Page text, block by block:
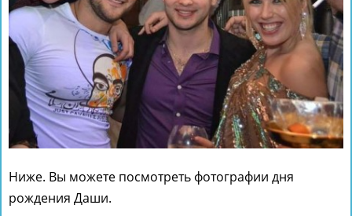
Ниже. Вы можете посмотреть фотографии дня
рождения Даши.